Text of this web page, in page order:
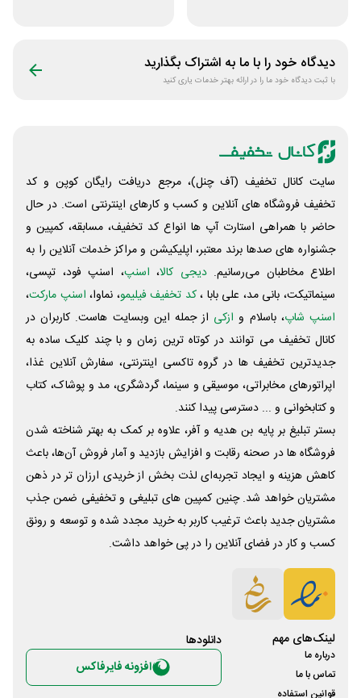
دیدگاه خود را با ما به اشتراک بگذارید
با ثبت دیدگاه خود ما را در ارائه بهتر خدمات یاری کنید
سایت کانال تخفیف (آف چنل)، مرجع دریافت رایگان کوپن و کد
تخفیف فروشگاه های آنلاین و کسب و‌ کارهای اینترنتی است. در حال
حاضر با همراهی استارت آپ ها انواع کد تخفیف، مسابقه، کمپین و
جشنواره های صدها برند معتبر، اپلیکیشن و مراکز خدمات آنلاین را به
اطلاع مخاطبان می‌رسانیم. دیجی کالا، اسنپ، اسنپ فود، تپسی،
سینماتیکت، بانی مد، علی‌ بابا ،کد تخفیف فیلیمو، نماوا، اسنپ مارکت،
اسنپ شاپ، باسلام و ازکی از جمله این وبسایت ‌هاست. کاربران در
کانال تخفیف می توانند در کوتاه ترین زمان و با چند کلیک ساده به
جدیدترین تخفیف ها در گروه تاکسی اینترنتی، سفارش آنلاین غذا،
اپراتورهای مخابراتی، موسیقی و سینما، گردشگری، مد و پوشاک، کتاب
و کتابخوانی و ... دسترسی پیدا کنند.
بستر تبلیغ بر پایه بن هدیه و آفر، علاوه بر کمک به بهتر شناخته شدن
فروشگاه ها در صحنه رقابت و افزایش بازدید و آمار فروش آن‌ها، باعث
کاهش هزینه و ایجاد تجربه‌ای لذت بخش از خریدی ارزان تر در ذهن
مشتریان خواهد شد. چنین کمپین های تبلیغی و تخفیفی ضمن جذب
مشتریان جدید باعث ترغیب کاربر به خرید مجدد شده و توسعه و رونق
کسب و کار در فضای آنلاین را در پی خواهد داشت.
لینک‌های مهم
درباره ما
تماس با ما
قوانین استفاده
دانلود‌ها
افزونه فایرفاکس